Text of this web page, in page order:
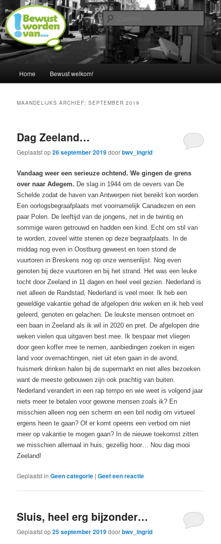
naar
de
primaire
inhoud
naar
de
secundaire
inhoudNederland bewust maken van…
Een blog door Ingrid Albers
Home Bewust welkom!
MAANDELIJKS ARCHIEF:SEPTEMBER 2019
Dag Zeeland…
Geplaatst op26 september 2019doorbwv_ingrid
Vandaag weer een serieuze ochtend. We gingen de grens
over naar Adegem. De slag in 1944 om de oevers van De
Schelde zodat de haven van Antwerpen niet bereikt kon worden.
Een oorlogsbegraafplaats met voornamelijk Canadezen en een
paar Polen. De leeftijd van de jongens, net in de twintig en
sommige waren getrouwd en hadden een kind. Echt om stil van
te worden, zoveel witte stenen op deze begraafplaats. In de
middag nog even in Oostburg geweest en toen stond de
vuurtoren in Breskens nog op onze wensenlijst. Nog even
genoten bij deze vuurtoren en bij het strand. Het was een leuke
tocht door Zeeland in 11 dagen en heel veel gezien. Nederland is
niet alleen de Randstad, Nederland is veel meer. Ik heb een
geweldige vakantie gehad de afgelopen drie weken en ik heb veel
geleerd, genoten en gelachen. De leukste mensen ontmoet en
een baan in Zeeland als ik wil in 2020 en pret. De afgelopen drie
weken vielen qua uitgaven best mee. Ik bespaar met vliegen
door geen koffer mee te nemen, aanbiedingen zoeken in eigen
land voor overnachtingen, niet uit eten gaan in de avond,
huismerk drinken halen bij de supermarkt en niet alles bezoeken
want de meeste gebouwen zijn ook prachtig van buiten.
Nederland verandert in een rap tempo en wie weet is volgend jaar
niets meer te betalen voor gewone mensen zoals ik? En
misschien alleen nog een scherm en een bril nodig om virtueel
ergens heen te gaan? Of er komt opeens een verbod om niet
meer op vakantie te mogen gaan? In de nieuwe toekomst zitten
we misschien allemaal in huis, gezellig hoor… Nou dag mooi
Zeeland!
Geplaatst in Geen categorie |Geef een reactie
Sluis, heel erg bijzonder…
Geplaatst op25 september 2019doorbwv_ingrid